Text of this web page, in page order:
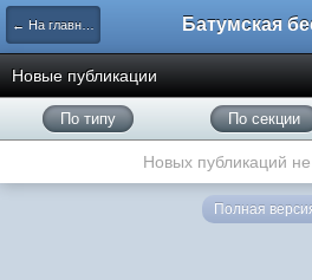
← На главную
Новые публикации
По типу По секции
Новых публикаций
Полная